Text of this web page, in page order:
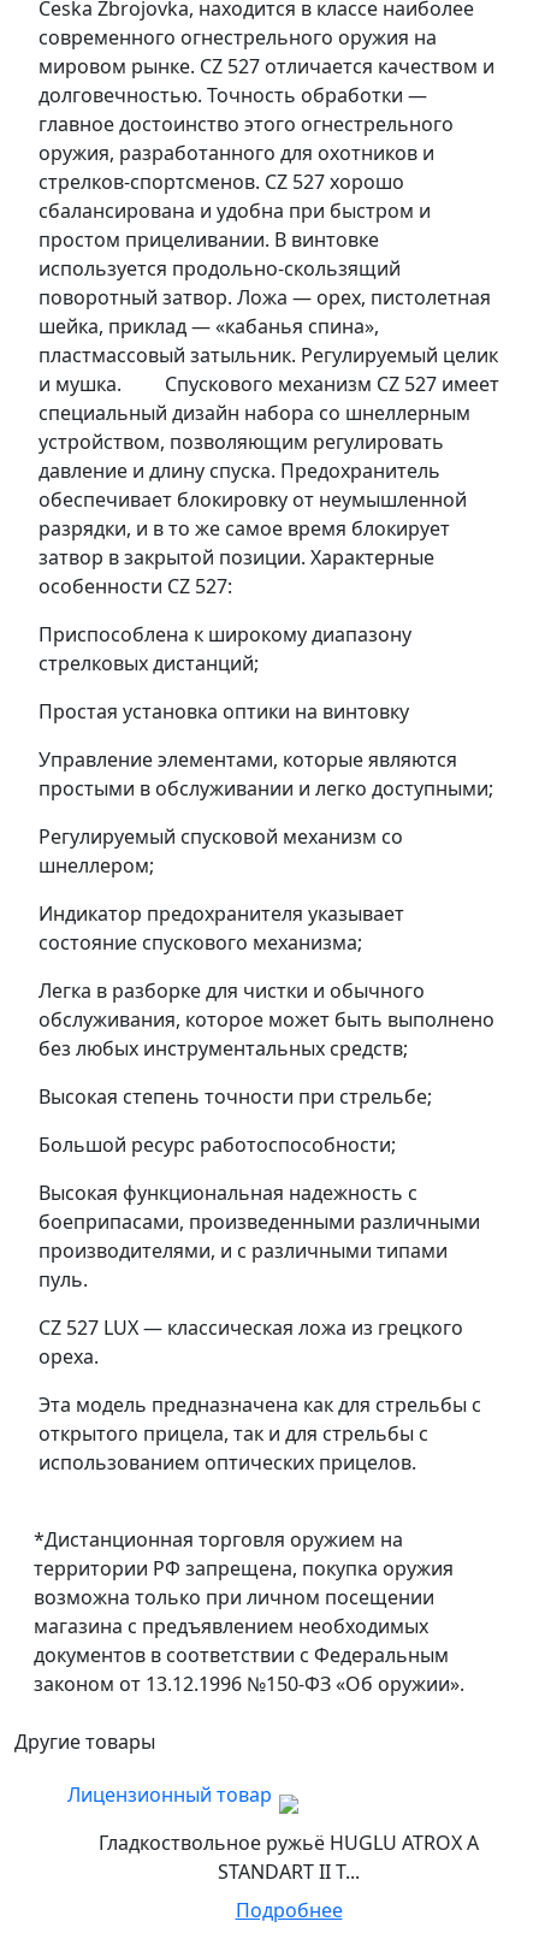
Ceska Zbrojovka, находится в классе наиболее
современного огнестрельного оружия на
мировом рынке. CZ 527 отличается качеством и
долговечностью. Точность обработки —
главное достоинство этого огнестрельного
оружия, разработанного для охотников и
стрелков-спортсменов. CZ 527 хорошо
сбалансирована и удобна при быстром и
простом прицеливании. В винтовке
используется продольно-скользящий
поворотный затвор. Ложа — орех, пистолетная
шейка, приклад — «кабанья спина»,
пластмассовый затыльник. Регулируемый целик
и мушка. Спускового механизм CZ 527 имеет
специальный дизайн набора со шнеллерным
устройством, позволяющим регулировать
давление и длину спуска. Предохранитель
обеспечивает блокировку от неумышленной
разрядки, и в то же самое время блокирует
затвор в закрытой позиции. Характерные
особенности CZ 527:
Приспособлена к широкому диапазону
стрелковых дистанций;
Простая установка оптики на винтовку
Управление элементами, которые являются
простыми в обслуживании и легко доступными;
Регулируемый спусковой механизм со
шнеллером;
Индикатор предохранителя указывает
состояние спускового механизма;
Легка в разборке для чистки и обычного
обслуживания, которое может быть выполнено
без любых инструментальных средств;
Высокая степень точности при стрельбе;
Большой ресурс работоспособности;
Высокая функциональная надежность с
боеприпасами, произведенными различными
производителями, и с различными типами
пуль.
CZ 527 LUX — классическая ложа из грецкого
ореха.
Эта модель предназначена как для стрельбы с
открытого прицела, так и для стрельбы с
использованием оптических прицелов.
*Дистанционная торговля оружием на
территории РФ запрещена, покупка оружия
возможна только при личном посещении
магазина с предъявлением необходимых
документов в соответствии с Федеральным
законом от 13.12.1996 №150-ФЗ «Об оружии».
Другие товары
Лицензионный товар
Гладкоствольное ружьё HUGLU ATROX A
STANDART II T...
Подробнее